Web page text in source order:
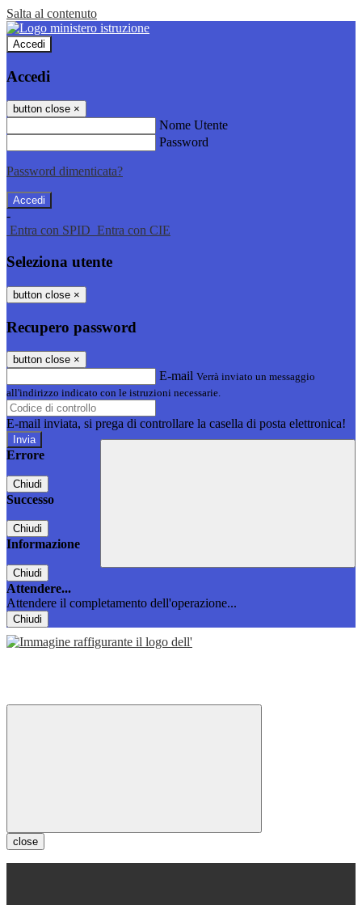
Salta al contenuto
Accedi
Accedi
button close ×
Nome Utente
Password
Password dimenticata?
-
Entra con SPID Entra con CIE
Seleziona utente
button close ×
Recupero password
button close ×
E-mail Verrà inviato un messaggio
all'indirizzo indicato con le istruzioni necessarie.
E-mail inviata, si prega di controllare la casella di posta elettronica!
Errore
Chiudi
Successo
Chiudi
Informazione
Chiudi
Attendere...
Attendere il completamento dell'operazione...
Chiudi
close